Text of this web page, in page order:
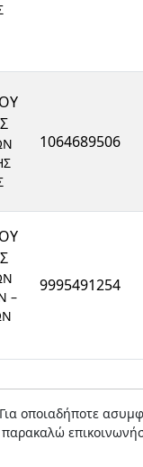
1064689506
–
9995491254
οποιαδήποτε